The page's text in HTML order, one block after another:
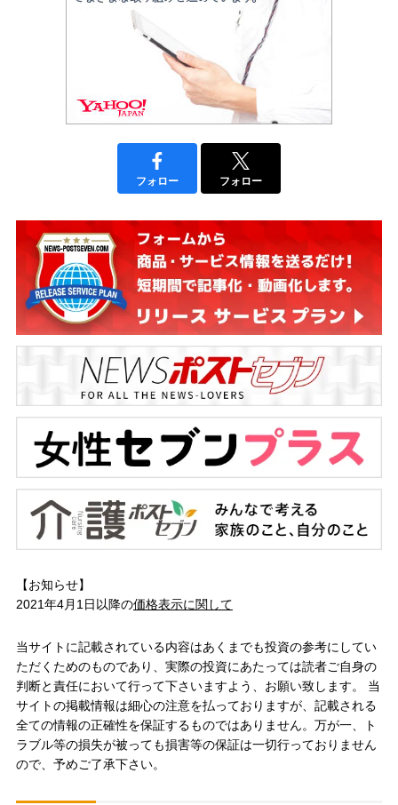
フォロー フォロー
【お知らせ】
2021年4月1日以降の価格表示に関して
当サイトに記載されている内容はあくまでも投資の参考にしてい
ただくためのものであり、実際の投資にあたっては読者ご自身の
判断と責任において行って下さいますよう、お願い致します。 当
サイトの掲載情報は細心の注意を払っておりますが、記載される
全ての情報の正確性を保証するものではありません。万が一、ト
ラブル等の損失が被っても損害等の保証は一切行っておりません
ので、予めご了承下さい。